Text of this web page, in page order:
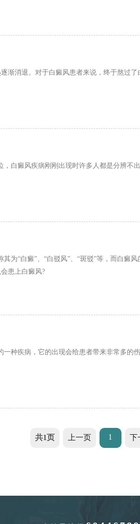
渐消退。对于白癜风患者来说，终于熬过
白癜风疾病刚刚出现时许多人都是分辨
为“白癜”、“白驳风”、“斑驳”等，而白癜
患上白癜风?
种疾病，它的出现会给患者带来非常多
共1页 上一页 1 下